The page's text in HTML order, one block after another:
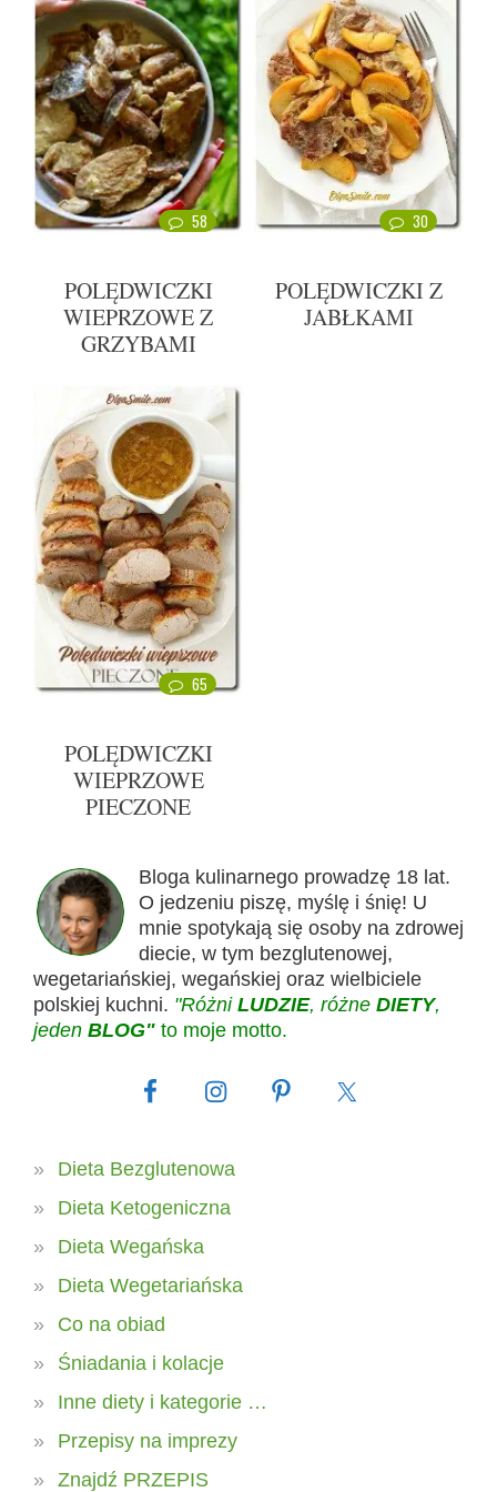
58
POLĘDWICZKI
WIEPRZOWE Z
GRZYBAMI
30
POLĘDWICZKI Z
JABŁKAMI
65
POLĘDWICZKI
WIEPRZOWE
PIECZONE
Bloga kulinarnego prowadzę 18 lat.
O jedzeniu piszę, myślę i śnię! U
mnie spotykają się osoby na zdrowej
diecie, w tym bezglutenowej,
wegetariańskiej, wegańskiej oraz wielbiciele
polskiej kuchni. "Różni LUDZIE, różne DIETY,
jeden BLOG" to moje motto.
Dieta Bezglutenowa
Dieta Ketogeniczna
Dieta Wegańska
Dieta Wegetariańska
Co na obiad
Śniadania i kolacje
Inne diety i kategorie …
Przepisy na imprezy
Znajdź PRZEPIS